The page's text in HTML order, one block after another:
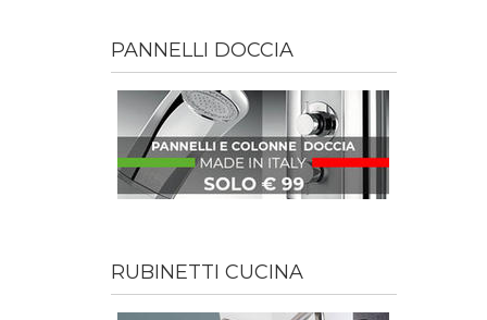
PANNELLI DOCCIA
RUBINETTI CUCINA